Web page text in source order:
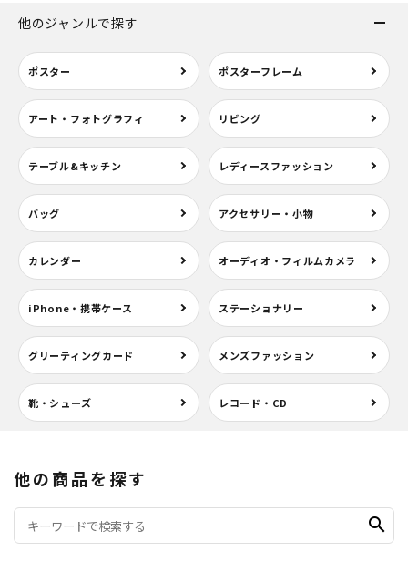
他のジャンルで探す
ポスター ポスターフレーム
アート・フォトグラフィ リビング
テーブル&キッチン レディースファッション
バッグ アクセサリー・小物
カレンダー オーディオ・フィルムカメラ
iPhone・携帯ケース ステーショナリー
グリーティングカード メンズファッション
靴・シューズ レコード・CD
他の商品を探す
search